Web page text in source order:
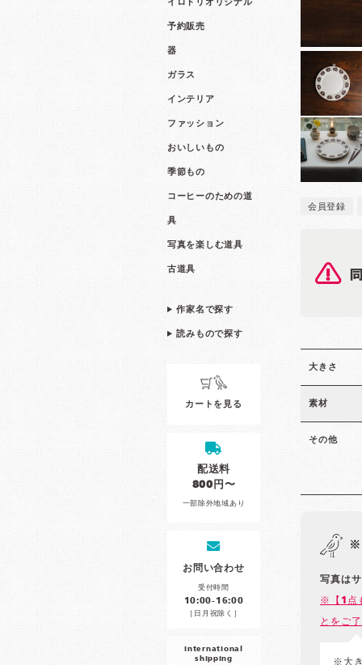
イロドリオリジナル
予約販売
器
ガラス
インテリア
ファッション
おいしいもの
季節もの
コーヒーのための道
具
写真を楽しむ道具
古道具
作家名で探す
読みもので探す
カートを見る
配送料
800円〜
一部除外地域あり
お問い合わせ
受付時間
10:00-16:00
［日月祝除く］
international
shipping
会員登録
大きさ
素材
その他
※
写真は
※【1点
とをご
※大